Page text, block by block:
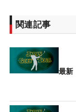
関連記事
最